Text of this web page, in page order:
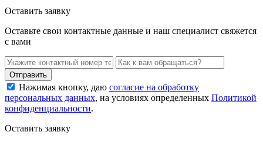
Оставить заявку
Оставьте свои контактные данные и наш специалист свяжется
с вами
Нажимая кнопку, даю согласие на обработку
персональных данных, на условиях определенных Политикой
конфиденциальности.
Оставить заявку